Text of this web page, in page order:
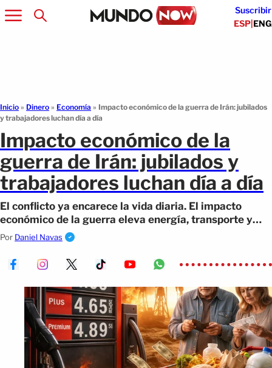
Suscribir
ESP|ENG
Inicio » Dinero » Economía » Impacto económico de la guerra de Irán: jubilados
y trabajadores luchan día a día
Impacto económico de la
guerra de Irán: jubilados y
trabajadores luchan día a día
El conflicto ya encarece la vida diaria. El impacto
económico de la guerra eleva energía, transporte y
alimentos en EE.UU.
Por Daniel Navas